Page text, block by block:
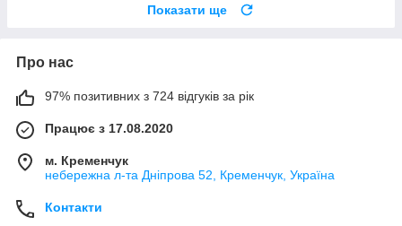
Показати ще
Про нас
97% позитивних з 724 відгуків за рік
Працює з 17.08.2020
м. Кременчук
небережна л-та Дніпрова 52, Кременчук, Україна
Контакти